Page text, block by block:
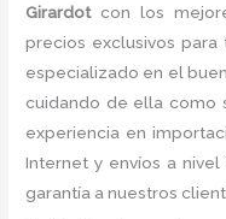
Girardotcon los
precios exclusivos para
especializado en el
cuidando de ella como
experiencia en
Internet y envíos a
garantía a nuestros